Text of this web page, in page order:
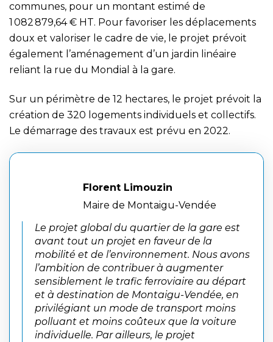
communes, pour un montant estimé de
1 082 879,64 € HT. Pour favoriser les déplacements
doux et valoriser le cadre de vie, le projet prévoit
également l’aménagement d’un jardin linéaire
reliant la rue du Mondial à la gare.
Sur un périmètre de 12 hectares, le projet prévoit la
création de 320 logements individuels et collectifs.
Le démarrage des travaux est prévu en 2022.
Florent Limouzin
Maire de Montaigu-Vendée
Le projet global du quartier de la gare est
avant tout un projet en faveur de la
mobilité et de l’environnement. Nous avons
l’ambition de contribuer à augmenter
sensiblement le trafic ferroviaire au départ
et à destination de Montaigu-Vendée, en
privilégiant un mode de transport moins
polluant et moins coûteux que la voiture
individuelle. Par ailleurs, le projet